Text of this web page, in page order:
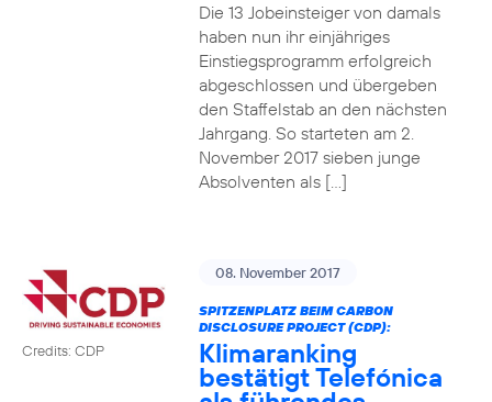
Die 13 Jobeinsteiger von damals
haben nun ihr einjähriges
Einstiegsprogramm erfolgreich
abgeschlossen und übergeben
den Staffelstab an den nächsten
Jahrgang. So starteten am 2.
November 2017 sieben junge
Absolventen als […]
Credits: CDP
08. November 2017
SPITZENPLATZ BEIM CARBON
DISCLOSURE PROJECT (CDP):
Klimaranking
bestätigt Telefónica